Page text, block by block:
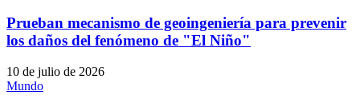
Prueban mecanismo de geoingeniería para prevenir
los daños del fenómeno de "El Niño"
10 de julio de 2026
Mundo